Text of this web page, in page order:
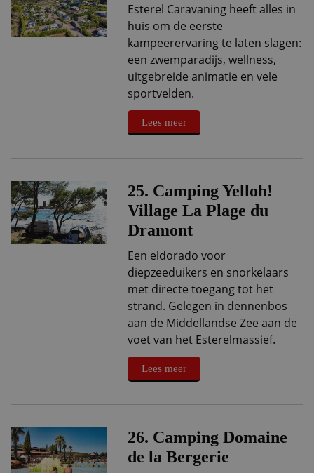
Esterel Caravaning heeft alles in
huis om de eerste
kampeerervaring te laten slagen:
een zwemparadijs, wellness,
uitgebreide animatie en vele
sportvelden.
Lees meer
25. Camping Yelloh!
Village La Plage du
Dramont
Een eldorado voor
diepzeeduikers en snorkelaars
met directe toegang tot het
strand. Gelegen in dennenbos
aan de Middellandse Zee aan de
voet van het Esterelmassief.
Lees meer
26. Camping Domaine
de la Bergerie